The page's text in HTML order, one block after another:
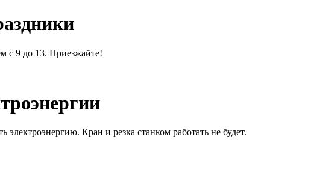
с 9 до 13. Приезжайте!
Кран и резка станком работать не будет.